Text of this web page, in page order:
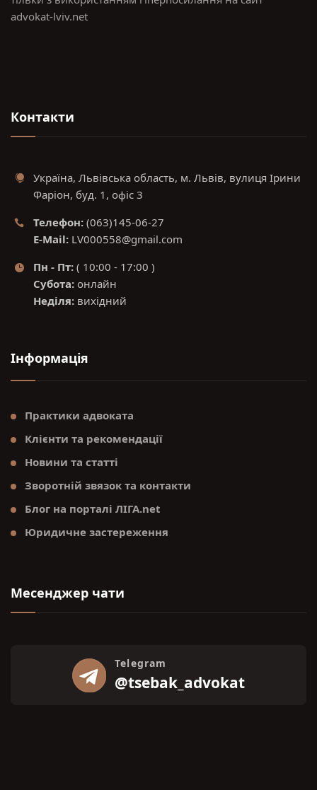
advokat-lviv.net
Контакти
Україна, Львівська область, м. Львів, вулиця Ірини
Фаріон, буд. 1, офіс 3
Телефон: (063)145-06-27
E-Mail: LV000558@gmail.com
Пн - Пт: ( 10:00 - 17:00 )
Субота: онлайн
Неділя: вихідний
Інформація
Практики адвоката
Клієнти та рекомендації
Новини та статті
Зворотній звязок та контакти
Блог на порталі ЛІГА.net
Юридичне застереження
Месенджер чати
Telegram
@tsebak_advokat